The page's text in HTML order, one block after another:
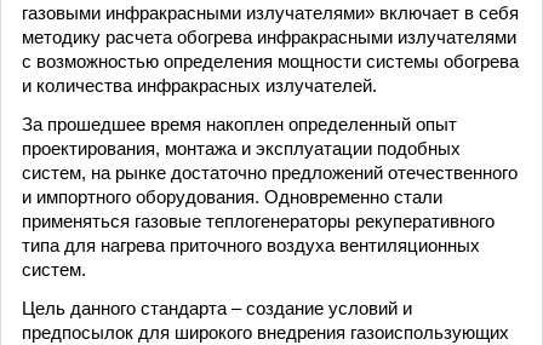
газовыми инфракрасными излучателями» включает в себя
методику расчета обогрева инфракрасными излучателями
с возможностью определения мощности системы обогрева
и количества инфракрасных излучателей.
За прошедшее время накоплен определенный опыт
проектирования, монтажа и эксплуатации подобных
систем, на рынке достаточно предложений отечественного
и импортного оборудования. Одновременно стали
применяться газовые теплогенераторы рекуперативного
типа для нагрева приточного воздуха вентиляционных
систем.
Цель данного стандарта – создание условий и
предпосылок для широкого внедрения газоиспользующих